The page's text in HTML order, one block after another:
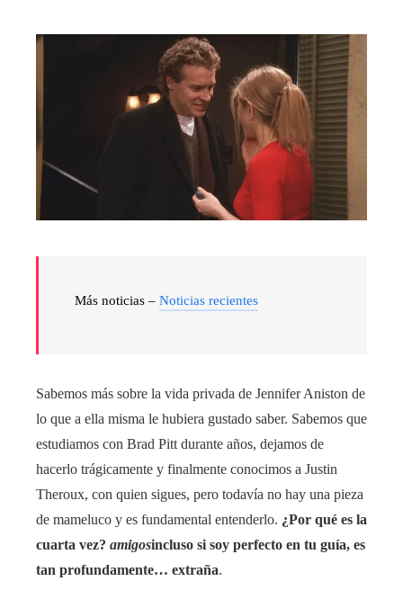
Más noticias – Noticias recientes
Sabemos más sobre la vida privada de Jennifer Aniston de
lo que a ella misma le hubiera gustado saber. Sabemos que
estudiamos con Brad Pitt durante años, dejamos de
hacerlo trágicamente y finalmente conocimos a Justin
Theroux, con quien sigues, pero todavía no hay una pieza
de mameluco y es fundamental entenderlo. ¿Por qué es la
cuarta vez? amigosincluso si soy perfecto en tu guía, es
tan profundamente… extraña.